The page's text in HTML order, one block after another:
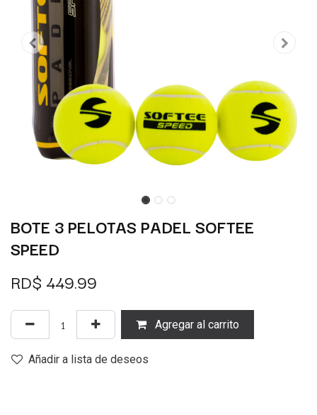
BOTE 3 PELOTAS PADEL SOFTEE
SPEED
RD$ 449.99
Agregar al carrito
Añadir a lista de deseos